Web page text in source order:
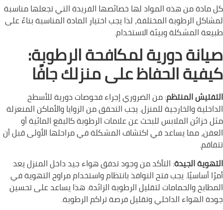
كل مادة من هذه المواد لها خصائصها الفريدة التي تجعلها مناسبة
لمشاكل الرطوبة المختلفة، لذا يجب اختيار المادة المناسبة بناءً على
طبيعة المشكلة وبيئة الاستخدام.
صيانة دورية لمكافحة الرطوبة:
كيفية الحفاظ على منزلك جافًا
التفتيش المنتظم: من الضروري إجراء فحوصات دورية للأسطح
الداخلية والخارجية للمنزل. يجب التحقق من الزوايا والأماكن المنعزلة
مثل خزائن الملابس للبحث عن علامات الرطوبة كالبقع المائية أو
العفن، مما يساعد في اكتشاف المشكلة في مراحلها الأولى قبل أن
تتفاقم.
التهوية الجيدة: التأكد من وجود تدفق هواء جيد داخل المنزل يعد
أمرًا أساسيًا. يجب فتح النوافذ بانتظام واستخدام مراوح التهوية في
المطابخ والحمامات لتقليل الرطوبة الزائدة. هذا يساعد على تحسين
جودة الهواء الداخلي وتقليل فرصة تراكم الرطوبة.